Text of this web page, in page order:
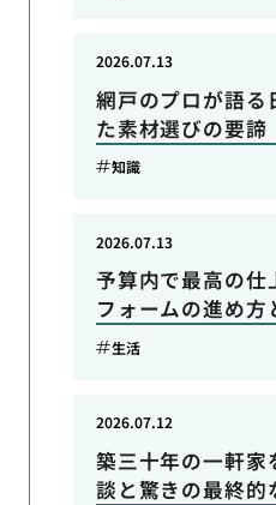
網戸のプロが語る
た素材選びの要諦
2026.07.13
知識
予算内で最高の仕
フォームの進め方
2026.07.13
生活
築三十年の一軒家
談と驚きの最終的
2026.07.12